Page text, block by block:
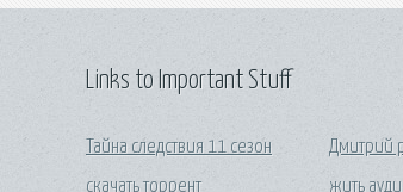
Links to Important Stuff
Тайна следствия 11 сезон
скачать торрент
Дмитрий
жить